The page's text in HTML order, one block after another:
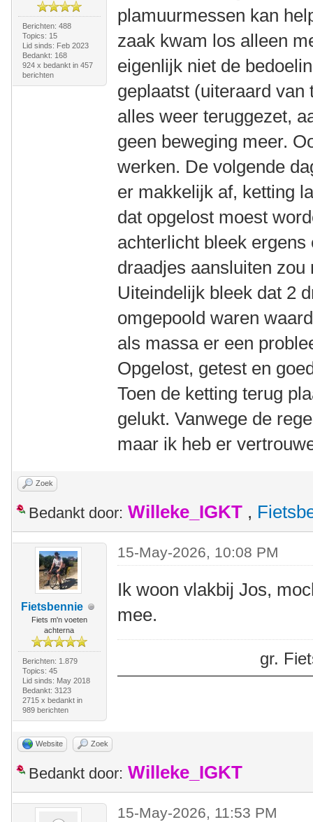
Berichten: 488
Topics: 15
Lid sinds: Feb 2023
Bedankt: 168
924 x bedankt in 457
berichten
plamuurmessen kan
zaak kwam los alleen
eigenlijk niet de
geplaatst (uiteraard
alles weer teruggezet,
geen beweging meer.
werken. De volgende
er makkelijk af, ketting
dat opgelost moest
achterlicht bleek
draadjes aansluiten
Uiteindelijk bleek dat 2
omgepoold waren
als massa er een
Opgelost, getest en
Toen de ketting terug
gelukt. Vanwege de
maar ik heb er
Zoek
Bedankt door: Willeke_IGKT ,
Fietsbennie
Fiets m'n voeten
achterna
Berichten: 1.879
Topics: 45
Lid sinds: May 2018
Bedankt: 3123
2715 x bedankt in
989 berichten
15-May-2026, 10:08 PM
Ik woon vlakbij Jos,
mee.
gr.
Website Zoek
Bedankt door: Willeke_IGKT
15-May-2026, 11:53 PM